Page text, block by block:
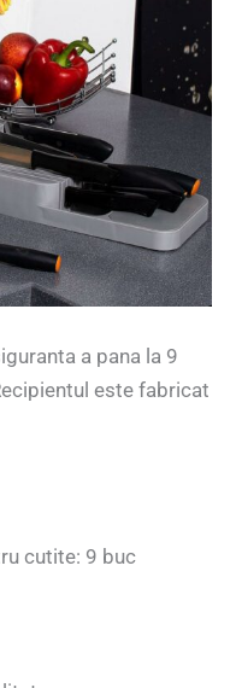
a pana la 9
este fabricat
cutite: 9 buc